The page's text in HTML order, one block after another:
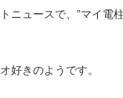
ニュースで、”マイ電
好きのようです。